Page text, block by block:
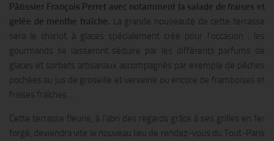
Pâtissier François Perret avec notamment la salade de fraises et
gelée de menthe fraîche. La grande nouveauté de cette terrasse
sera le chariot à glaces spécialement créé pour l’occasion : les
gourmands se laisseront séduire par les différents parfums de
glaces et sorbets artisanaux accompagnés par exemple de pêches
pochées au jus de groseille et verveine ou encore de framboises et
fraises fraîches…
Cette terrasse fleurie, à l’abri des regards grâce à ses grilles en fer
forgé, deviendra vite le nouveau lieu de rendez-vous du Tout-Paris